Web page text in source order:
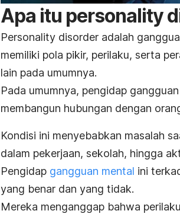
Apa itu personality
Personality disorder adalah
memiliki pola pikir, perilaku, serta
lain pada umumnya.
Pada umumnya, pengidap gangguan
membangun hubungan dengan
Kondisi ini menyebabkan masalah
dalam pekerjaan, sekolah, hingga
Pengidap gangguan mental ini
yang benar dan yang tidak.
Mereka menganggap bahwa